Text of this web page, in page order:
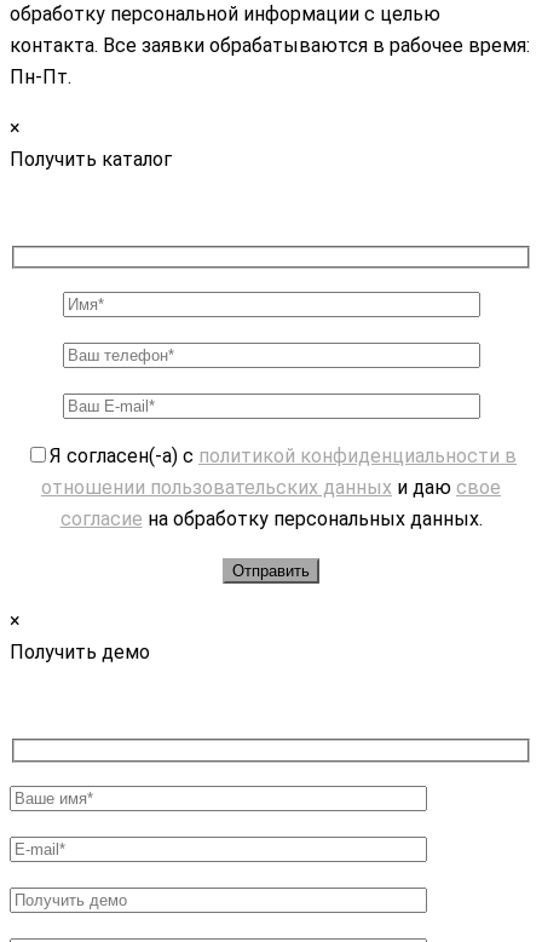
обработку персональной информации с целью
контакта. Все заявки обрабатываются в рабочее время:
Пн-Пт.
×
Получить каталог
Я согласен(-а) с политикой конфиденциальности в
отношении пользовательских данных и даю свое
согласие на обработку персональных данных.
×
Получить демо